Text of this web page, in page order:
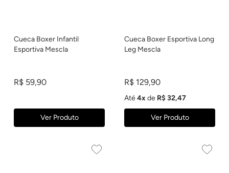
Cueca Boxer Infantil
Esportiva Mescla
R$ 59,90
Ver Produto
Cueca Boxer Esportiva Long
Leg Mescla
R$ 129,90
Até4x de R$ 32,47
Ver Produto